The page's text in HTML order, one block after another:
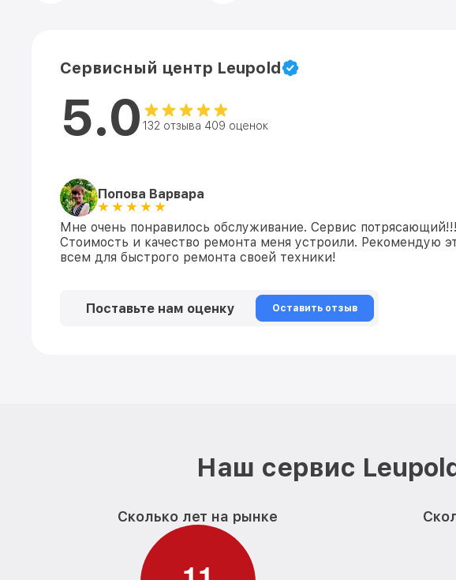
Сервисный центр Leupold
5.0 132 отзыва 409 оценок
Попова Варвара
Мне очень понравилось обслуживание. Сервис
Стоимость и качество ремонта меня устроили. Рекомендую
всем для быстрого ремонта своей техники!
Поставьте нам оценку Оставить отзыв
Наш сервис
Сколько лет на рынке